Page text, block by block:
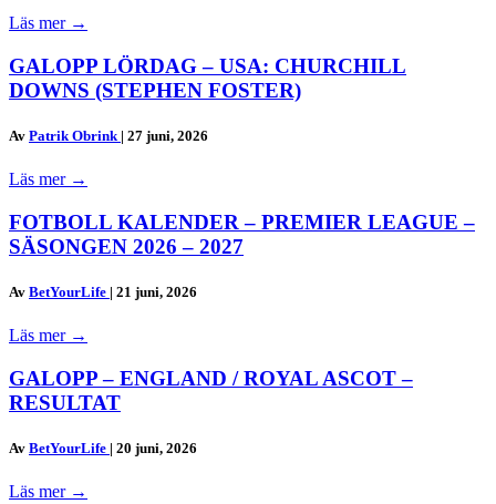
Läs mer →
GALOPP LÖRDAG – USA: CHURCHILL
DOWNS (STEPHEN FOSTER)
Av Patrik Obrink | 27 juni, 2026
Läs mer →
FOTBOLL KALENDER – PREMIER LEAGUE –
SÄSONGEN 2026 – 2027
Av BetYourLife | 21 juni, 2026
Läs mer →
GALOPP – ENGLAND / ROYAL ASCOT –
RESULTAT
Av BetYourLife | 20 juni, 2026
Läs mer →